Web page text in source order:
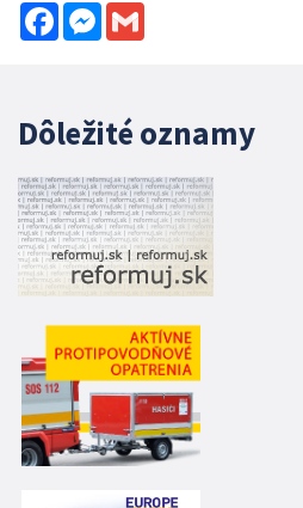
FacebookMessenger
Dôležité oznamy